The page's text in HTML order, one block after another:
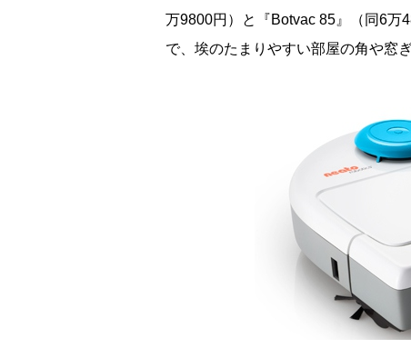
万9800円）と『Botvac 85』（同6万
で、埃のたまりやすい部屋の角や窓